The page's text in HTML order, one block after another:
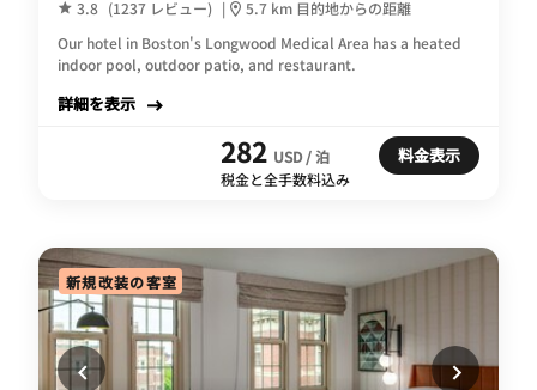
3.8 (1237 レビュー) |
5.7 km 目的地からの距離
Our hotel in Boston's Longwood Medical Area has a heated
indoor pool, outdoor patio, and restaurant.
詳細を表示
282 USD / 泊
税金と全手数料込み
料金表示
新規改装の客室